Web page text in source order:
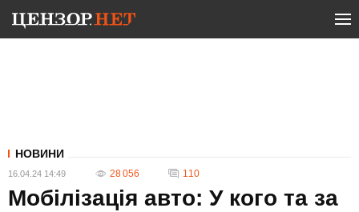
НОВИНИ
16.04.24 14:49 28 056 110
Мобілізація авто: У кого та за